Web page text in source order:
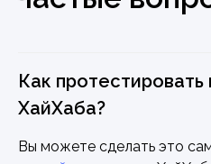
Как
ХайХаба?
Вы можете сделать это